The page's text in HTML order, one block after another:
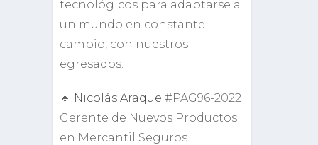
tecnológicos para adaptarse a
un mundo en constante
cambio, con nuestros
egresados:
🔹 Nicolás Araque #PAG96-2022
Gerente de Nuevos Productos
en Mercantil Seguros.